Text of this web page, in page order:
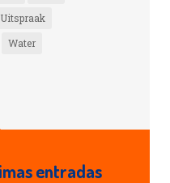
Uitspraak
Water
entradas